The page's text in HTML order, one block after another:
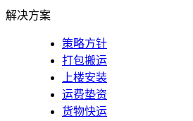
解决方案
策略方针
打包搬运
上楼安装
运费垫资
货物快运